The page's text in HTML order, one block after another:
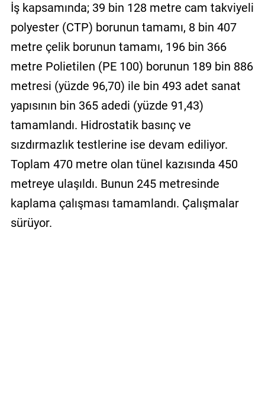
İş kapsamında; 39 bin 128 metre cam takviyeli
polyester (CTP) borunun tamamı, 8 bin 407
metre çelik borunun tamamı, 196 bin 366
metre Polietilen (PE 100) borunun 189 bin 886
metresi (yüzde 96,70) ile bin 493 adet sanat
yapısının bin 365 adedi (yüzde 91,43)
tamamlandı. Hidrostatik basınç ve
sızdırmazlık testlerine ise devam ediliyor.
Toplam 470 metre olan tünel kazısında 450
metreye ulaşıldı. Bunun 245 metresinde
kaplama çalışması tamamlandı. Çalışmalar
sürüyor.